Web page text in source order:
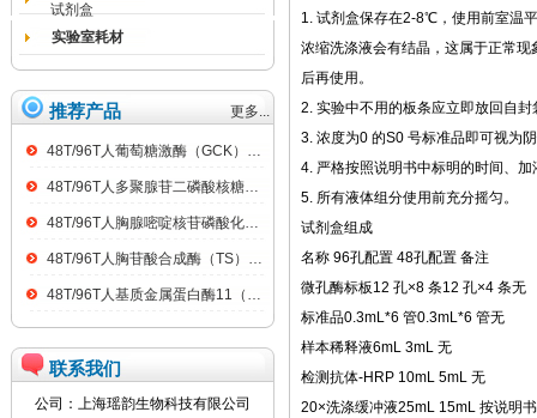
试剂盒
实验室耗材
推荐产品 更多...
48T/96T人葡萄糖激酶（GCK）ELISA kit
48T/96T人多聚腺苷二磷酸核糖聚合酶（PARP）ELISA kit
48T/96T人胸腺嘧啶核苷磷酸化酶（TP）ELISA kit
48T/96T人胸苷酸合成酶（TS）ELISA kit
48T/96T人基质金属蛋白酶11（MMP11）ELISA kit
联系我们
公司：上海瑶韵生物科技有限公司
1. 试剂盒保存在2-8℃，使用前室温
浓缩洗涤液会有结晶，这属于正常
后再使用。
2. 实验中不用的板条应立即放回自
3. 浓度为0 的S0 号标准品即可视为
4. 严格按照说明书中标明的时间、
5. 所有液体组分使用前充分摇匀。
试剂盒组成
名称 96孔配置 48孔配置 备注
微孔酶标板12 孔×8 条12 孔×4 条无
标准品0.3mL*6 管0.3mL*6 管无
样本稀释液6mL 3mL 无
检测抗体-HRP 10mL 5mL 无
20×洗涤缓冲液25mL 15mL 按说明